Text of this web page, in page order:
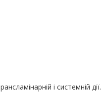
і системній дії.